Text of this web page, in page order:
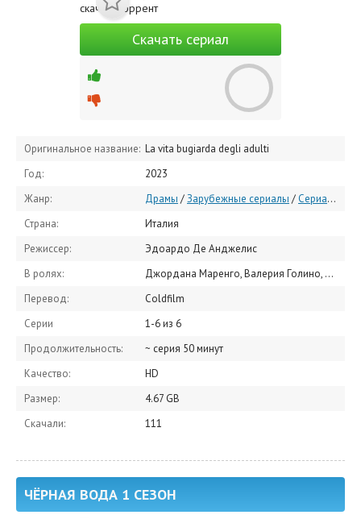
Скачать сериал
Оригинальное название: La vita bugiarda degli adulti
Год:
2023
Жанр:
Драмы /Зарубежные сериалы / Сериалы 2023
Страна:
Италия
Режиссер:
Эдоардо Де Анджелис
В ролях:
Джордана Маренго, Валерия Голино, Алессандро Прециози, Пина Турко, Вероника Пауэрс, Джузеппе Брунетти, Rossella Gamba, Azzurra Mennella, Мария Вера Ратти, Valeria Bono
Перевод:
Coldfilm
Серии
1-6 из 6
Продолжительность:
~ серия 50 минут
Качество:
HD
Размер:
4.67 GB
Скачали:
111
ЧЁРНАЯ ВОДА 1 СЕЗОН